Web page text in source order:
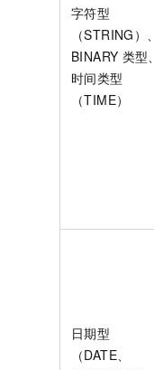
字符型
（STRING）、
BINARY 类型、
时间类型
（TIME）
日期型
（DATE、